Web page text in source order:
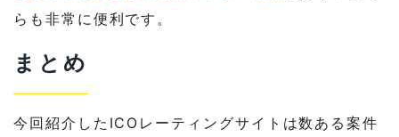
らも非常に便利です。
まとめ
今回紹介したICOレーティングサイトは数ある案件